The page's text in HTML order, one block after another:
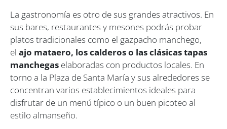
La gastronomía es otro de sus grandes atractivos. En
sus bares, restaurantes y mesones podrás probar
platos tradicionales como el gazpacho manchego,
el ajo mataero, los calderos o las clásicas tapas
manchegas elaboradas con productos locales. En
torno a la Plaza de Santa María y sus alrededores se
concentran varios establecimientos ideales para
disfrutar de un menú típico o un buen picoteo al
estilo almanseño.